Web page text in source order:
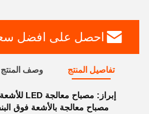
احصل على افضل
تفاصيل المنتج وصف المنتج
إبراز: مصباح معالجة LED للأشعة فوق البنفسجية بقوة 2000 واط
مصباح معالجة بالأشعة فوق البنفسجية